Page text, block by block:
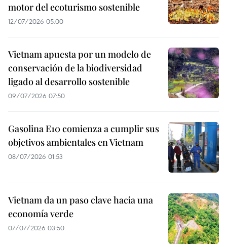
motor del ecoturismo sostenible
12/07/2026 05:00
Vietnam apuesta por un modelo de
conservación de la biodiversidad
ligado al desarrollo sostenible
09/07/2026 07:50
Gasolina E10 comienza a cumplir sus
objetivos ambientales en Vietnam
08/07/2026 01:53
Vietnam da un paso clave hacia una
economía verde
07/07/2026 03:50